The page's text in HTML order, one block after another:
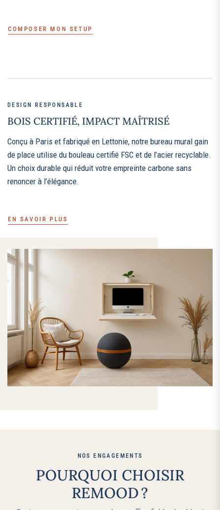
COMPOSER MON SETUP
DESIGN RESPONSABLE
BOIS CERTIFIÉ, IMPACT MAÎTRISÉ
Conçu à Paris et fabriqué en Lettonie, notre bureau mural gain
de place utilise du bouleau certifié FSC et de l’acier recyclable.
Un choix durable qui réduit votre empreinte carbone sans
renoncer à l’élégance.
EN SAVOIR PLUS
NOS ENGAGEMENTS
POURQUOI CHOISIR
REMOOD ?